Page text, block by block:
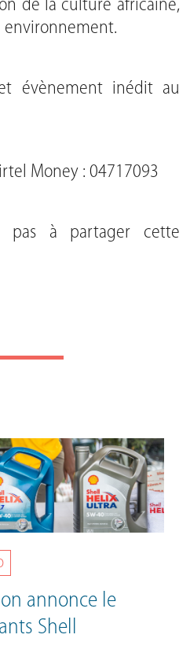
de la culture africaine,
environnement.
évènement inédit au
Money : 04717093
pas à partager cette
annonce le
Shell